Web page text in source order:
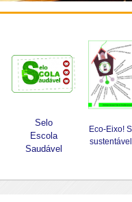
Selo
Escola
Saudável
Eco-Eixo!